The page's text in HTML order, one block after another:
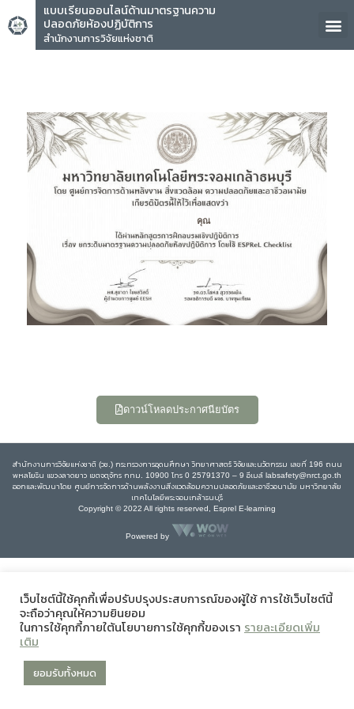
แบบเรียนออนไลน์ด้านมาตรฐานความ
ปลอดภัยห้องปฏิบัติการ
สำนักงานการวิจัยแห่งชาติ
คุณ
ดาวน์โหลดประกาศนียบัตร
สำนักงานการวิจัยแห่งชาติ (วช.) กระทรวงการอุดมศึกษา วิทยาศาสตร์ วิจัยและนวัตกรรม เลขที่ 196 ถนน
พหลโยธิน แขวงลาดยาว เขตจตุจักร กทม. 10900 โทร 0 25791370 – 9 อีเมล์ labsafety@nrct.go.th
ออกและพัฒนาโดย ศูนย์การจัดการด้านพลังงานสิ่งแวดล้อมความปลอดภัยและอาชีวอนามัย มหาวิทยาลัย
เทคโนโลยีพระจอมเกล้าธนบุรี
Copyright © 2022 All rights reserved, Esprel E-learning
Powered by
เว็บไซต์นี้ใช้คุกกี้เพื่อปรับปรุงประสบการณ์ของผู้ใช้ การใช้เว็บไซต์นี้
จะถือว่าคุณให้ความยินยอม
ในการใช้คุกกี้ภายใต้นโยบายการใช้คุกกี้ของเรา รายละเอียดเพิ่ม
เติม
ยอมรับทั้งหมด